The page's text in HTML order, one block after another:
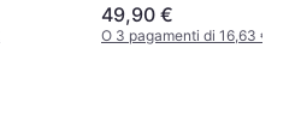
49,90 €
O 3 pagamenti di 16,63 €